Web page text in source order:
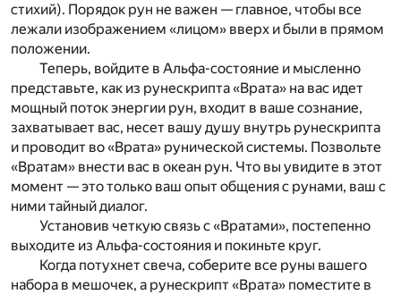
стихий). Порядок рун не важен — главное, чтобы все
лежали изображением «лицом» вверх и были в прямом
положении.
Теперь, войдите в Альфа-состояние и мысленно
представьте, как из рунескрипта «Врата» на вас идет
мощный поток энергии рун, входит в ваше сознание,
захватывает вас, несет вашу душу внутрь рунескрипта
и проводит во «Врата» рунической системы. Позвольте
«Вратам» внести вас в океан рун. Что вы увидите в этот
момент — это только ваш опыт общения с рунами, ваш с
ними тайный диалог.
Установив четкую связь с «Вратами», постепенно
выходите из Альфа-состояния и покиньте круг.
Когда потухнет свеча, соберите все руны вашего
набора в мешочек, а рунескрипт «Врата» поместите в